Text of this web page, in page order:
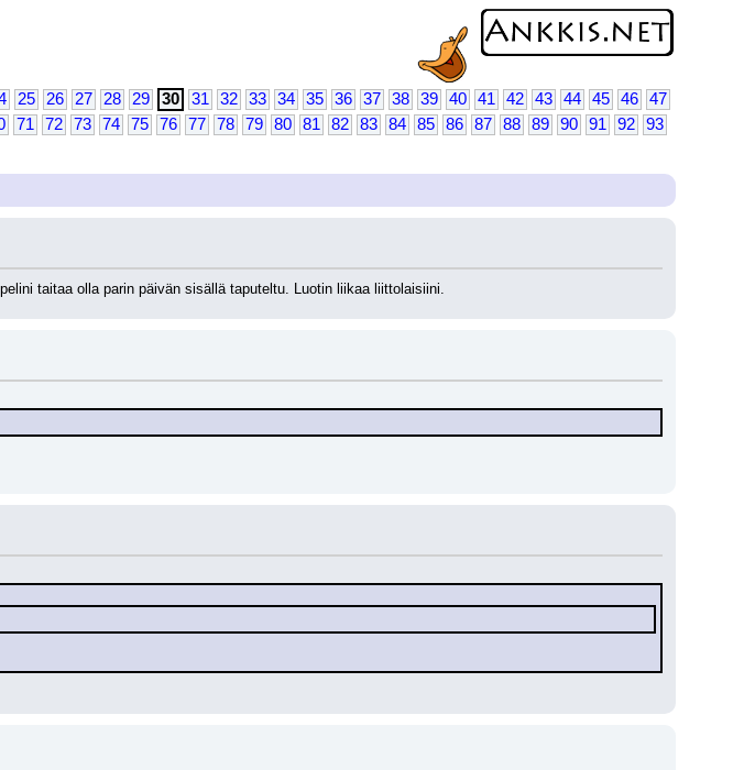
25 26 27 28 29 30 31 32 33 34 35 36 37 38 39 40 41 42 43 44 45 46
47
71 72 73 74 75 76 77 78 79 80 81 82 83 84 85 86 87 88 89 90 91 92
93
taitaa olla parin päivän sisällä taputeltu. Luotin liikaa liittolaisiini.